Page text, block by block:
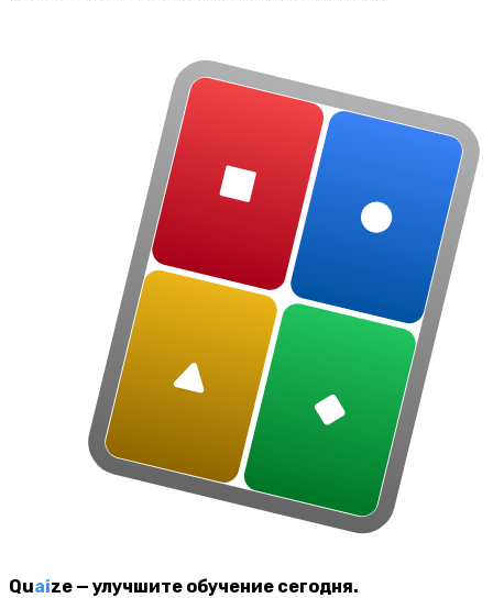
Quaize — улучшите обучение сегодня.